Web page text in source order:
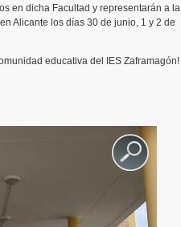
en dicha Facultad y representarán a la
Alicante los días 30 de junio, 1 y 2 de
educativa del IES Zaframagón!